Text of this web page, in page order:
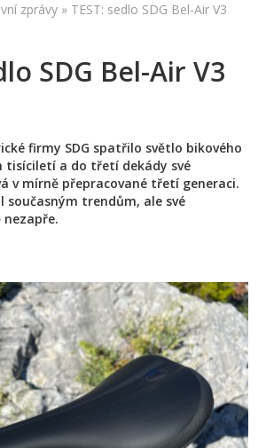
zprávy » TEST: sedlo SDG Bel-Air V3
SDG Bel-Air V3
firmy SDG spatřilo světlo bikového
tisíciletí a do třetí dekády své
v mírně přepracované třetí generaci.
současným trendům, ale své
nezapře.